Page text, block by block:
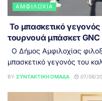
ΑΜΦΙΛΟΧΊΑ
Το μπασκετικό
τουρνουά μπάσκετ
Ο Δήμος Αμφιλοχίας
μπασκετικό γεγονός του
BY ΣΥΝΤΑΚΤΙΚΉ ΟΜΆΔΑ 07/08/